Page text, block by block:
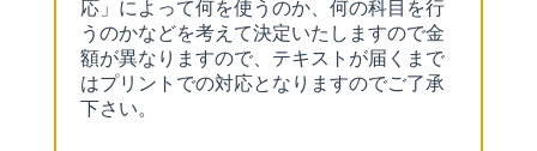
応」によって何を使うのか、何の科目を行
うのかなどを考えて決定いたしますので金
額が異なりますので、テキストが届くまで
はプリントでの対応となりますのでご了承
下さい。